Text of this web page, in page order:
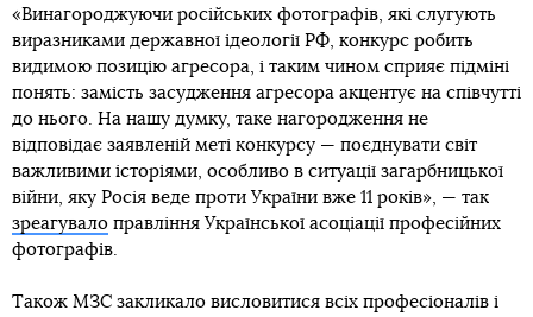
«Винагороджуючи російських фотографів, які слугують
виразниками державної ідеології РФ, конкурс робить
видимою позицію агресора, і таким чином сприяє підміні
понять: замість засудження агресора акцентує на співчутті
до нього. На нашу думку, таке нагородження не
відповідає заявленій меті конкурсу — поєднувати світ
важливими історіями, особливо в ситуації загарбницької
війни, яку Росія веде проти України вже 11 років», — так
зреагувало правління Української асоціації професійних
фотографів.
Також МЗС закликало висловитися всіх професіоналів і